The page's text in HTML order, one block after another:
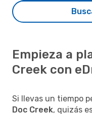
Empieza a
Creek con
Si llevas un tiempo
Doc Creek, quizás